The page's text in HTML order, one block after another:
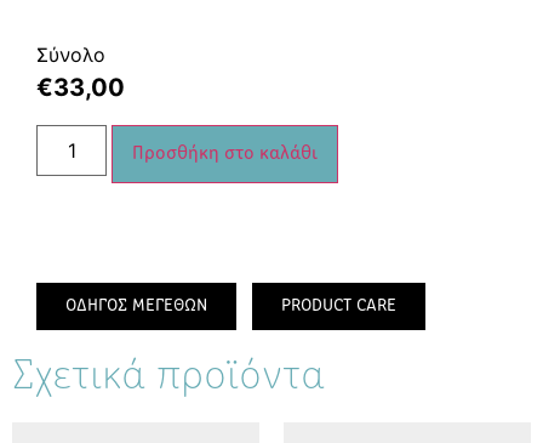
Σύνολο
€33,00
Προσθήκη στο καλάθι
ΟΔΗΓΟΣ ΜΕΓΕΘΩΝ PRODUCT CARE
Σχετικά προϊόντα